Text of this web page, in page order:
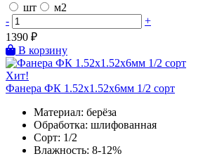
шт
м2
-
+
1390 ₽
В корзину
Хит!
Фанера ФК 1.52х1.52х6мм 1/2 сорт
Материал: берёза
Обработка: шлифованная
Сорт: 1/2
Влажность: 8-12%